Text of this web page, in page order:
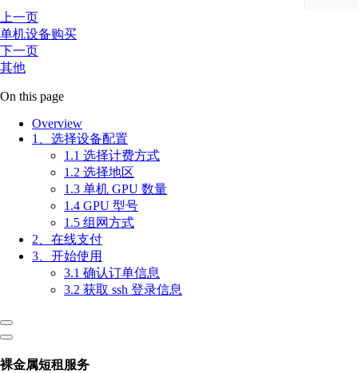
上一页
单机设备购买
下一页
其他
On this page
Overview
1、选择设备配置
1.1 选择计费方式
1.2 选择地区
1.3 单机 GPU 数量
1.4 GPU 型号
1.5 组网方式
2、在线支付
3、开始使用
3.1 确认订单信息
3.2 获取 ssh 登录信息
裸金属短租服务